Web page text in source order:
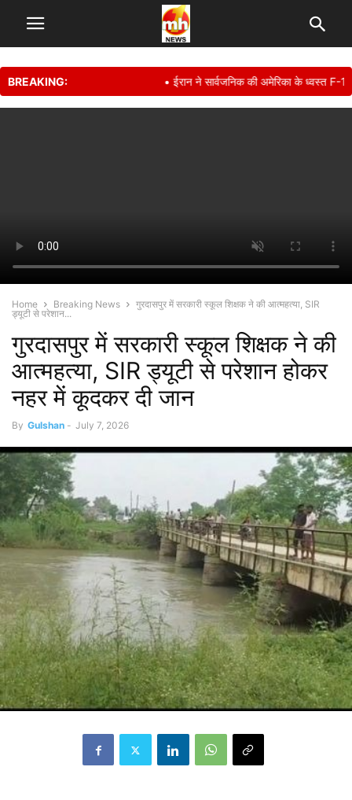
BREAKING: • ईरान ने सार्वजनिक की अमेरिका के ध्वस्त F-15E
Home Breaking News
गुरदासपुर में सरकारी स्कूल शिक्षक ने की आत्महत्या, SIR
ड्यूटी से परेशान...
गुरदासपुर में सरकारी स्कूल शिक्षक ने की
आत्महत्या, SIR ड्यूटी से परेशान होकर
नहर में कूदकर दी जान
By Gulshan - July 7, 2026